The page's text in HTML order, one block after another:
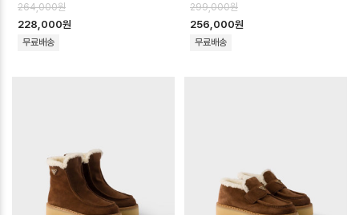
264,000원
228,000원
무료배송
299,000원
256,000원
무료배송